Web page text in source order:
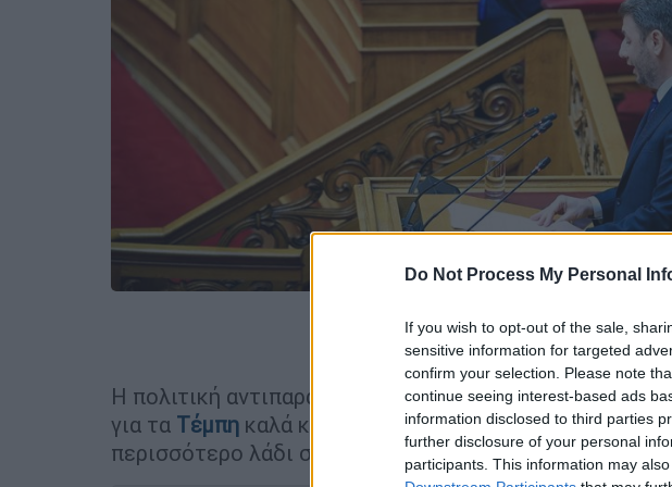
Do Not Process My Personal
If you wish to opt-out of the sale,
sensitive information for targeted
confirm your selection. Please note
continue seeing interest-based ads
information disclosed to third parties
further disclosure of your personal
participants. This information may
Προσθέστε το ΕΘΝΟΣ στη Google
Η πολιτική αντιπαράθεση μεταξύκυβέρνησηςκαι
για τα Τέμπη καλά κρατεί, με τις δηλώσεις τουΝίκου
περισσότερο λάδι στη φωτιά.